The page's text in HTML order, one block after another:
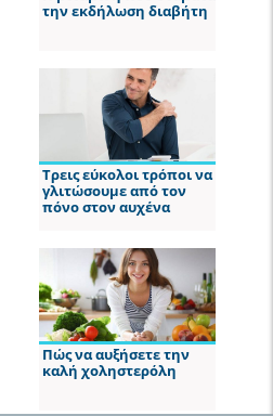
την εκδήλωση διαβήτη
Τρεις εύκολοι τρόποι να
γλιτώσουμε από τον
πόνο στον αυχένα
Πώς να αυξήσετε την
καλή χοληστερόλη